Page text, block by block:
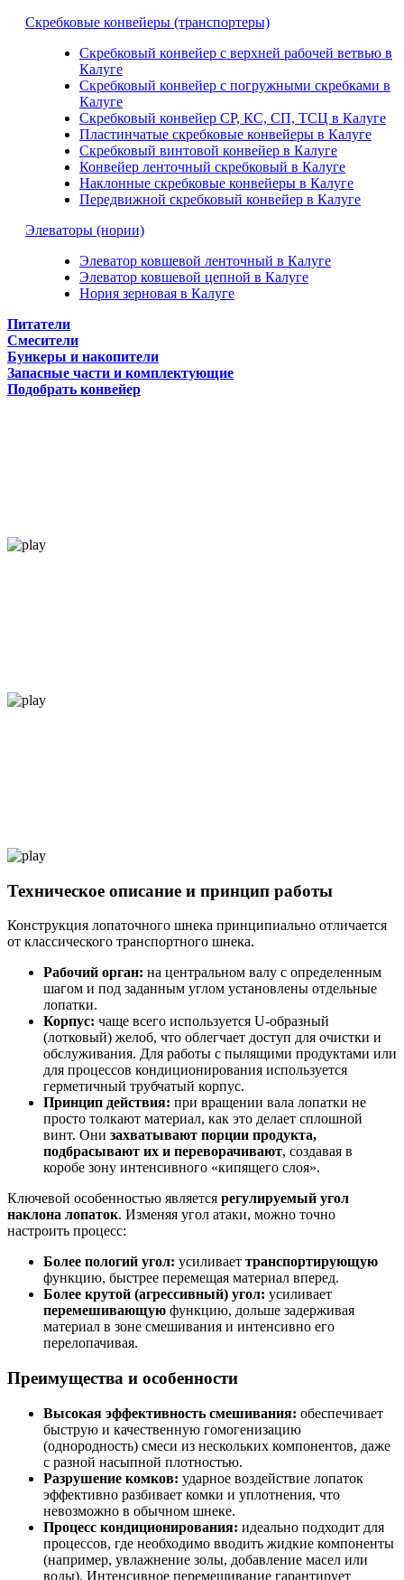
Скребковые конвейеры (транспортеры)
Скребковый конвейер с верхней рабочей ветвью в
Калуге
Скребковый конвейер с погружными скребками в
Калуге
Скребковый конвейер СР, КС, СП, ТСЦ в Калуге
Пластинчатые скребковые конвейеры в Калуге
Скребковый винтовой конвейер в Калуге
Конвейер ленточный скребковый в Калуге
Наклонные скребковые конвейеры в Калуге
Передвижной скребковый конвейер в Калуге
Элеваторы (нории)
Элеватор ковшевой ленточный в Калуге
Элеватор ковшевой цепной в Калуге
Нория зерновая в Калуге
Питатели
Смесители
Бункеры и накопители
Запасные части и комплектующие
Подобрать конвейер
Техническое описание и принцип работы
Конструкция лопаточного шнека принципиально отличается
от классического транспортного шнека.
Рабочий орган: на центральном валу с определенным
шагом и под заданным углом установлены отдельные
лопатки.
Корпус: чаще всего используется U-образный
(лотковый) желоб, что облегчает доступ для очистки и
обслуживания. Для работы с пылящими продуктами или
для процессов кондиционирования используется
герметичный трубчатый корпус.
Принцип действия: при вращении вала лопатки не
просто толкают материал, как это делает сплошной
винт. Они захватывают порции продукта,
подбрасывают их и переворачивают, создавая в
коробе зону интенсивного «кипящего слоя».
Ключевой особенностью является регулируемый угол
наклона лопаток. Изменяя угол атаки, можно точно
настроить процесс:
Более пологий угол: усиливает транспортирующую
функцию, быстрее перемещая материал вперед.
Более крутой (агрессивный) угол: усиливает
перемешивающую функцию, дольше задерживая
материал в зоне смешивания и интенсивно его
перелопачивая.
Преимущества и особенности
Высокая эффективность смешивания: обеспечивает
быструю и качественную гомогенизацию
(однородность) смеси из нескольких компонентов, даже
с разной насыпной плотностью.
Разрушение комков: ударное воздействие лопаток
эффективно разбивает комки и уплотнения, что
невозможно в обычном шнеке.
Процесс кондиционирования: идеально подходит для
процессов, где необходимо вводить жидкие компоненты
(например, увлажнение золы, добавление масел или
воды). Интенсивное перемешивание гарантирует